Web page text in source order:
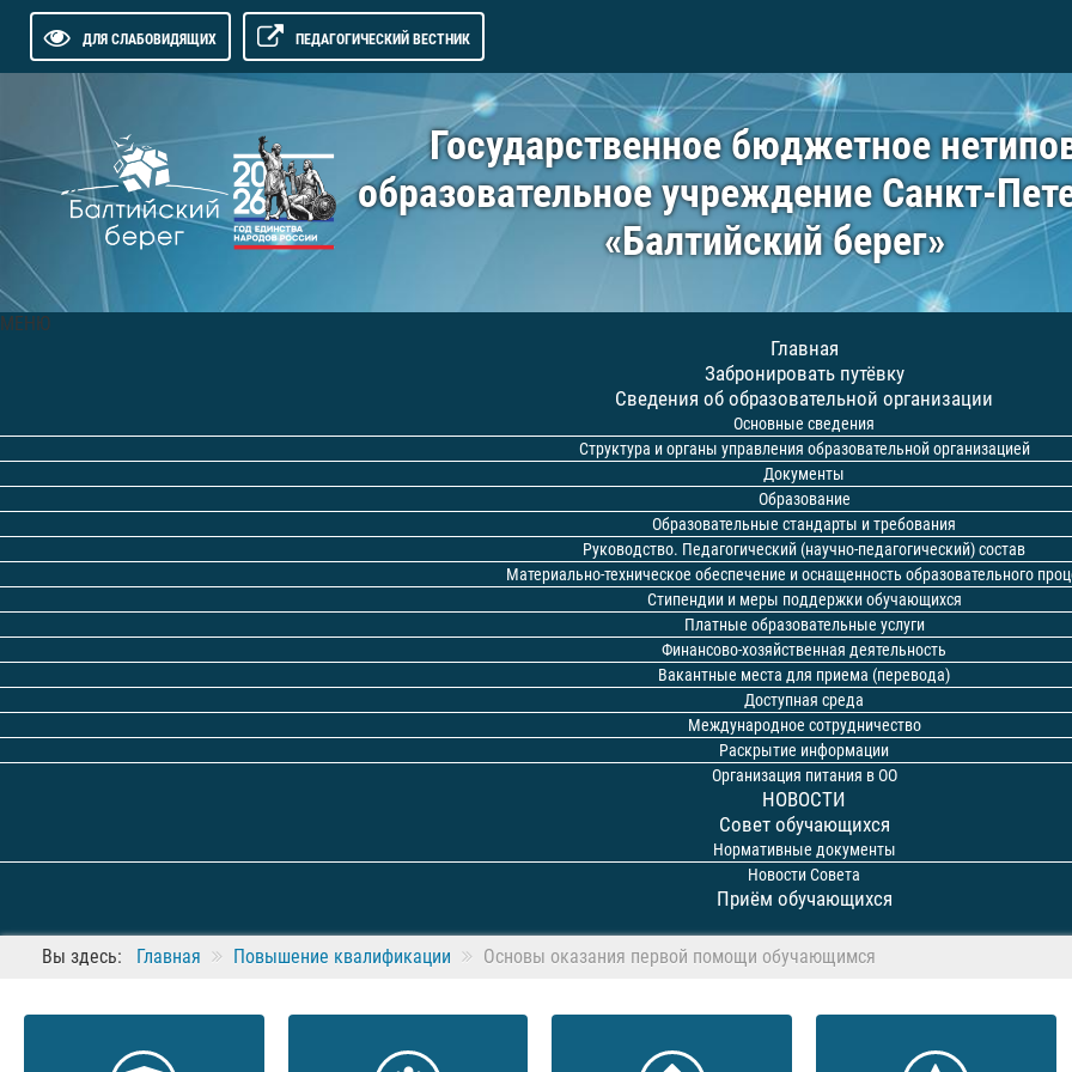
ДЛЯ СЛАБОВИДЯЩИХ ПЕДАГОГИЧЕСКИЙ ВЕСТНИК
Государственное бюджетное
образовательное учреждение Санкт-
«Балтийский берег»
МЕНЮ
Главная
Забронировать путёвку
Сведения об образовательной организации
Основные сведения
Структура и органы управления образовательной организацией
Документы
Образование
Образовательные стандарты и требования
Руководство. Педагогический (научно-педагогический) состав
Материально-техническое обеспечение и оснащенность образовательного
Стипендии и меры поддержки обучающихся
Платные образовательные услуги
Финансово-хозяйственная деятельность
Вакантные места для приема (перевода)
Доступная среда
Международное сотрудничество
Раскрытие информации
Организация питания в ОО
НОВОСТИ
Совет обучающихся
Нормативные документы
Новости Совета
Приём обучающихся
Вы здесь: Главная Повышение квалификации Основы оказания первой помощи обучающимся